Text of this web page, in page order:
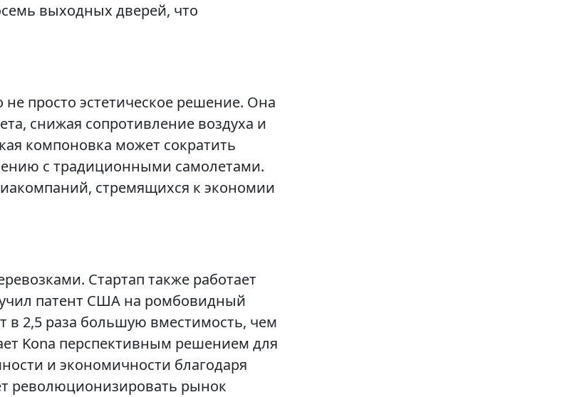
выходных дверей, что
просто эстетическое решение. Она
снижая сопротивление воздуха и
компоновка может сократить
с традиционными самолетами.
стремящихся к экономии
Стартап также работает
патент США на ромбовидный
в 2,5 раза большую вместимость, чем
Kona перспективным решением для
и экономичности благодаря
революционизировать рынок